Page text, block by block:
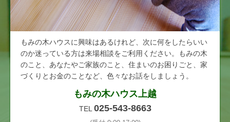
もみの木ハウスに興味はあるけれど、次に何をしたらいい
のか迷っている方は来場相談をご利用ください。もみの木
のこと、あなたやご家族のこと、住まいのお困りごと、家
づくりとお金のことなど、色々なお話をしましょう。
もみの木ハウス上越
TEL 025-543-8663